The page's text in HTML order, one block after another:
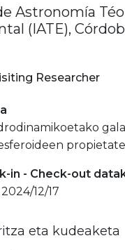
Astronomía
(IATE),
Researcher
in - Check-out
12/17
eta kudeaketa